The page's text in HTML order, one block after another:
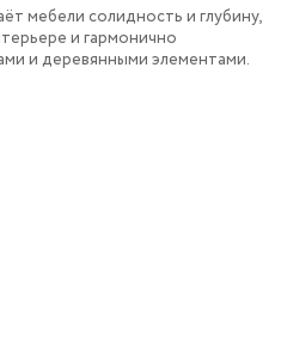
мебели солидность и глубину,
и гармонично
и деревянными элементами.